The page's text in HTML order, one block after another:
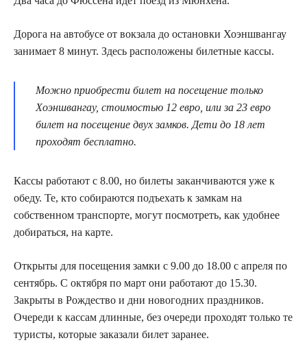
Дорога на автобусе от вокзала до остановки Хоэншвангау
занимает 8 минут. Здесь расположены билетные кассы.
Можно приобрести билет на посещение только
Хоэншвангау, стоимостью 12 евро, или за 23 евро
билет на посещение двух замков. Дети до 18 лет
проходят бесплатно.
Кассы работают с 8.00, но билеты заканчиваются уже к
обеду. Те, кто собираются подъехать к замкам на
собственном транспорте, могут посмотреть, как удобнее
добираться, на карте.
Открыты для посещения замки с 9.00 до 18.00 с апреля по
сентябрь. С октября по март они работают до 15.30.
Закрыты в Рождество и дни новогодних праздников.
Очереди к кассам длинные, без очереди проходят только те
туристы, которые заказали билет заранее.